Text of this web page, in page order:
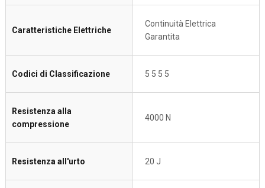
Caratteristiche Elettriche
Continuità Elettrica
Garantita
Codici di Classificazione 5 5 5 5
Resistenza alla
compressione
4000 N
Resistenza all'urto 20 J